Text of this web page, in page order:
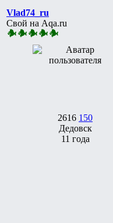
Vlad74_ru
Свой на Aqa.ru
2616 150
Дедовск
11 года